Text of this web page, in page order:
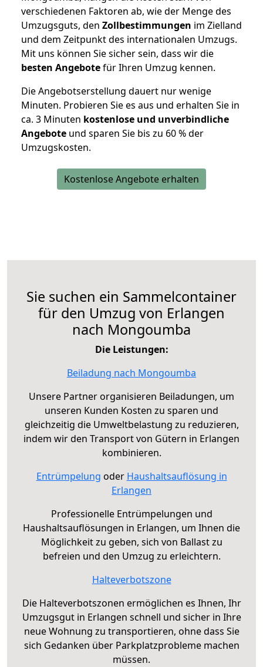
verschiedenen Faktoren ab, wie der Menge des
Umzugsguts, den Zollbestimmungen im Zielland
und dem Zeitpunkt des internationalen Umzugs.
Mit uns können Sie sicher sein, dass wir die
besten Angebotefür Ihren Umzug kennen.
Die Angebotserstellung dauert nur wenige
Minuten. Probieren Sie es aus und erhalten Sie in
ca. 3 Minuten kostenlose und unverbindliche
Angebote und sparen Sie bis zu 60 % der
Umzugskosten.
Kostenlose Angebote erhalten
Sie suchen ein Sammelcontainer
für den Umzug von Erlangen
nach Mongoumba
Die Leistungen:
Beiladung nach Mongoumba
Unsere Partner organisieren Beiladungen, um
unseren Kunden Kosten zu sparen und
gleichzeitig die Umweltbelastung zu reduzieren,
indem wir den Transport von Gütern in Erlangen
kombinieren.
Entrümpelung oder Haushaltsauflösung in
Erlangen
Professionelle Entrümpelungen und
Haushaltsauflösungen in Erlangen, um Ihnen die
Möglichkeit zu geben, sich von Ballast zu
befreien und den Umzug zu erleichtern.
Halteverbotszone
Die Halteverbotszonen ermöglichen es Ihnen, Ihr
Umzugsgut in Erlangen schnell und sicher in Ihre
neue Wohnung zu transportieren, ohne dass Sie
sich Gedanken über Parkplatzprobleme machen
müssen.